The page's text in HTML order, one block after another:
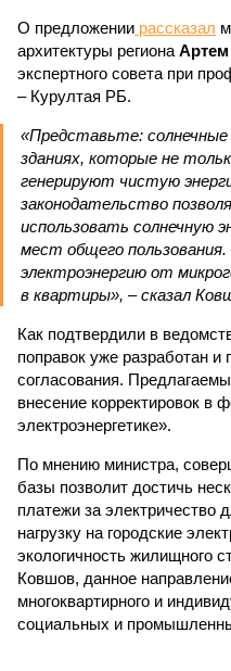
О предложении рассказал
архитектуры региона
экспертного совета при
– Курултая РБ.
«Представьте:
зданиях, которые не
генерируют чистую
законодательство
использовать солнечную
мест общего
электроэнергию от
в квартиры», – сказал
Как подтвердили в
поправок уже разработан и
согласования.
внесение корректировок в
электроэнергетике».
По мнению министра,
базы позволит достичь
платежи за электричество
нагрузку на городские
экологичность жилищного
Ковшов, данное
многоквартирного и
социальных и